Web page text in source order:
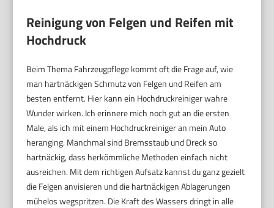
Reinigung von Felgen und Reifen mit
Hochdruck
Beim Thema Fahrzeugpflege kommt oft die Frage auf, wie
man hartnäckigen Schmutz von Felgen und Reifen am
besten entfernt. Hier kann ein Hochdruckreiniger wahre
Wunder wirken. Ich erinnere mich noch gut an die ersten
Male, als ich mit einem Hochdruckreiniger an mein Auto
heranging. Manchmal sind Bremsstaub und Dreck so
hartnäckig, dass herkömmliche Methoden einfach nicht
ausreichen. Mit dem richtigen Aufsatz kannst du ganz gezielt
die Felgen anvisieren und die hartnäckigen Ablagerungen
mühelos wegspritzen. Die Kraft des Wassers dringt in alle